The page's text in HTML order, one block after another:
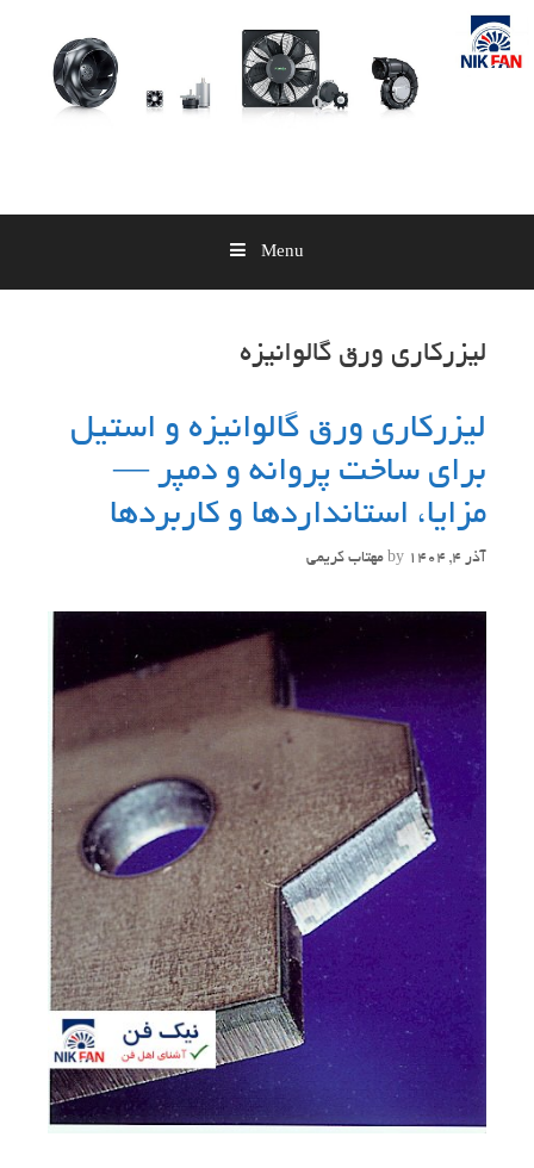
Skip
content
Menu
لیزرکاری ورق گالوانیزه
لیزرکاری ورق گالوانیزه و استیل
برای ساخت پروانه و دمپر —
مزایا، استانداردها و کاربردها
آذر 4, 1404 by مهتاب کریمی